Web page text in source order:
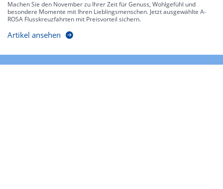
Machen Sie den November zu Ihrer Zeit für Genuss, Wohlgefühl und
besondere Momente mit Ihren Lieblingsmenschen. Jetzt ausgewählte A-
ROSA Flusskreuzfahrten mit Preisvorteil sichern.
Artikel ansehen